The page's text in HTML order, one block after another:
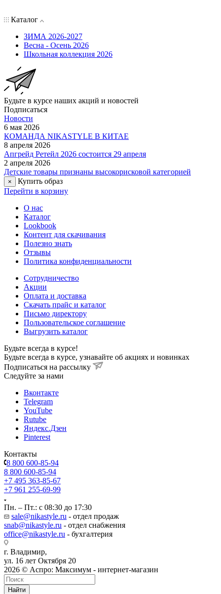
Каталог
ЗИМА 2026-2027
Весна - Осень 2026
Школьная коллекция 2026
Будьте в курсе наших акций и новостей
Подписаться
Новости
6 мая 2026
КОМАНДА NIKASTYLE В КИТАЕ
8 апреля 2026
Апгрейд Ретейл 2026 состоится 29 апреля
2 апреля 2026
Детские товары признаны высокорисковой категорией
×
Купить образ
Перейти в корзину
О нас
Каталог
Lookbook
Контент для скачивания
Полезно знать
Отзывы
Политика конфиденциальности
Сотрудничество
Акции
Оплата и доставка
Скачать прайс и каталог
Письмо директору
Пользовательское соглашение
Выгрузить каталог
Будьте всегда в курсе!
Будьте всегда в курсе, узнавайте об акциях и новинках
Подписаться на рассылку
Cледуйте за нами
Вконтакте
Telegram
YouTube
Rutube
Яндекс.Дзен
Pinterest
Контакты
8 800 600-85-94
8 800 600-85-94
+7 495 363-85-67
+7 961 255-69-99
Пн. – Пт.: с 08:30 до 17:30
sale@nikastyle.ru - отдел продаж
snab@nikastyle.ru - отдел снабжения
office@nikastyle.ru - бухгалтерия
г. Владимир,
ул. 16 лет Октября 20
2026 © Аспро: Максимум - интернет-магазин
Найти